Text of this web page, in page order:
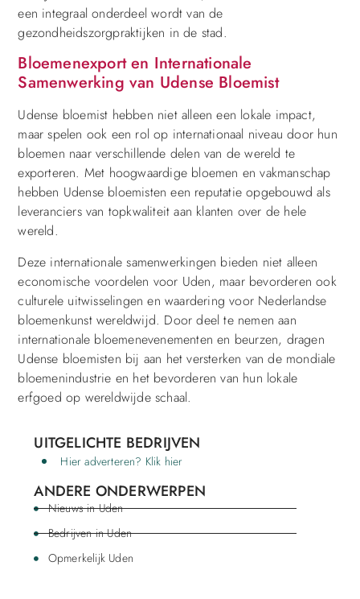
een integraal onderdeel wordt van de
gezondheidszorgpraktijken in de stad.
Bloemenexport en Internationale
Samenwerking van Udense Bloemist
Udense bloemist hebben niet alleen een lokale impact,
maar spelen ook een rol op internationaal niveau door hun
bloemen naar verschillende delen van de wereld te
exporteren. Met hoogwaardige bloemen en vakmanschap
hebben Udense bloemisten een reputatie opgebouwd als
leveranciers van topkwaliteit aan klanten over de hele
wereld.
Deze internationale samenwerkingen bieden niet alleen
economische voordelen voor Uden, maar bevorderen ook
culturele uitwisselingen en waardering voor Nederlandse
bloemenkunst wereldwijd. Door deel te nemen aan
internationale bloemenevenementen en beurzen, dragen
Udense bloemisten bij aan het versterken van de mondiale
bloemenindustrie en het bevorderen van hun lokale
erfgoed op wereldwijde schaal.
UITGELICHTE BEDRIJVEN
Hier adverteren? Klik hier
ANDERE ONDERWERPEN
Nieuws in Uden
Bedrijven in Uden
Opmerkelijk Uden